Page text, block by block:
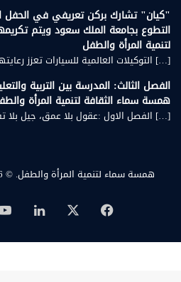
"كيان" تشارك بركن تعريفي في الحفل
التطوع بجامعة الملك سعود ويتم
لتنمية المرأة والطفل
[…] التوكيلات العالمية للسيارات تعزز
الفصل الثالث: المدرسة بين التربية
همسة سماء الثقافة لتنمية المرأة
[…] الفصل الاول :عقول بلا عمق، جيل بلا
همسة سماء لتنمية المرأة والطفل. © 2026 جميع الحقوق محفوظة.
فيسبوك